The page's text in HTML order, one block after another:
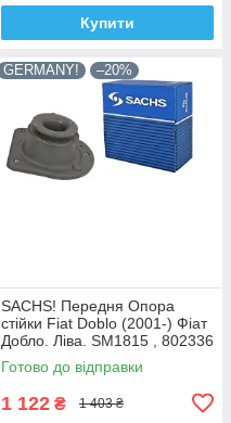
Купити
GERMANY! –20%
SACHS! Передня Опора
стійки Fiat Doblo (2001-) Фіат
Добло. Ліва. SM1815 , 802336
, KB658.15 , VKDC35232
Готово до відправки
1 122 ₴ 1 403 ₴